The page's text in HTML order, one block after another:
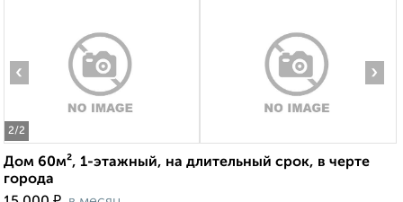
2/2
‹ ›
Дом 60м², 1-этажный, на длительный срок, в черте
города